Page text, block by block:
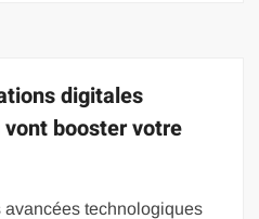
digitales
booster votre
avancées technologiques